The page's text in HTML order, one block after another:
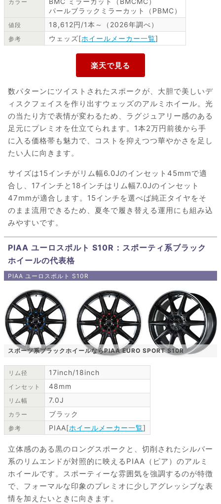
カラー
パールブラックミラーカット（PBMC）
値段 18,612円/1本～（2026年調べ）
参考 ウェッズ[ホイールメーカー一覧]
数パターンにツイストされたスポークが、大胆で美しいデ
ィスクフェイスを作り出すウェッズのアルミホイール。光
の当たり方で表情が変わるため、ラグジュアリー感のある
足元にプレミオを仕立てられます。1本2万円前後から手
に入る価格帯も魅力で、コストを抑えつつ華やかさを足し
たい人に向きます。
サイズは15インチがリム幅6.0Jのインセット45mmで適
合し、17インチと18インチはリム幅7.0Jのインセット
47mmが適合します。15インチを選べば純正タイヤをそ
のまま流用できるため、夏冬で履き替える運用にも組み込
みやすいです。
PIAA ユーロスポルト S10R：スポーティ系ブラック
ホイールの代表格
PIAA ユーロスポルト S10R
スポーツ系ブラックホイールならPIAA EURO SPORT S10R
リム径 17inch/18inch
インセット 48mm
リム幅 7.0J
カラー ブラック
参考 PIAA[ホイールメーカー一覧]
立体感のある黒のロングスポークと、切削されたシルバー
系のリムエンドが対照的に映えるPIAA（ピア）のアルミ
ホイールです。スポーティーな雰囲気を強調するのが特徴
で、フォーマルな印象のプレミオに少しアグレッシブな表
情を加えたいときに向きます。